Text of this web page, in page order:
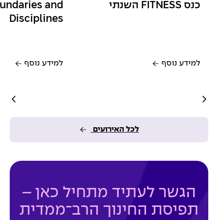
כנס FITNESS השנתי
למידע נוסף
and
Disciplines
למידע נוסף
לכל האירועים
הגשר לעתיד מתחיל כאן –
תפיסת החינוך הרב־ממדית